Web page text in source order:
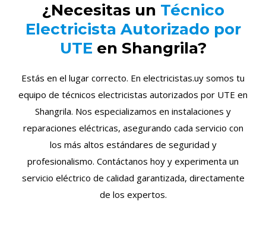
¿Necesitas un Técnico
Electricista Autorizado por
UTE en Shangrila?
Estás en el lugar correcto. En electricistas.uy somos tu
equipo de técnicos electricistas autorizados por UTE en
Shangrila. Nos especializamos en instalaciones y
reparaciones eléctricas, asegurando cada servicio con
los más altos estándares de seguridad y
profesionalismo. Contáctanos hoy y experimenta un
servicio eléctrico de calidad garantizada, directamente
de los expertos.